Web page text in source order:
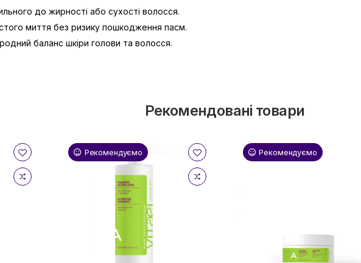
до жирності або сухості волосся.
миття без ризику пошкодження пасм.
баланс шкіри голови та волосся.
Рекомендовані товари
Рекомендуємо Рекомендуємо